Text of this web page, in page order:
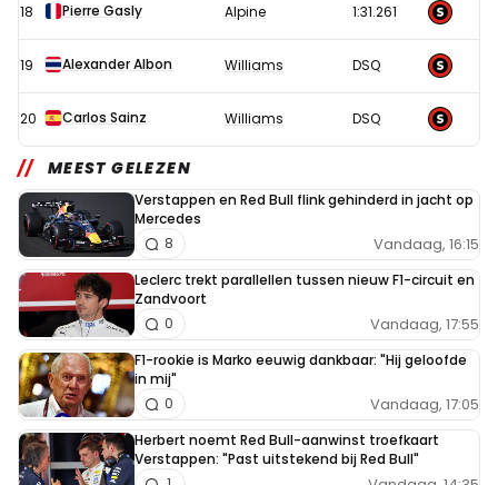
18 Pierre Gasly Alpine 1:31.261
19 Alexander Albon Williams DSQ
20 Carlos Sainz Williams DSQ
MEEST GELEZEN
Verstappen en Red Bull flink gehinderd in jacht op
Mercedes
Vandaag, 16:15
8
Leclerc trekt parallellen tussen nieuw F1-circuit en
Zandvoort
Vandaag, 17:55
0
F1-rookie is Marko eeuwig dankbaar: "Hij geloofde
in mij"
Vandaag, 17:05
0
Herbert noemt Red Bull-aanwinst troefkaart
Verstappen: "Past uitstekend bij Red Bull"